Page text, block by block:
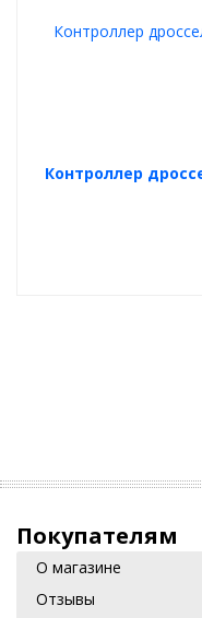
Контроллер
Покупателям
О магазине
Отзывы